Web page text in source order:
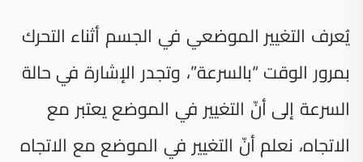
يُعرف التغيير الموضعي في الجسم أثناء التحرك
بمرور الوقت “بالسرعة”، وتجدر الإشارة في حالة
السرعة إلى أنّ التغيير في الموضع يعتبر مع
الاتجاه، نعلم أنّ التغيير في الموضع مع الاتجاه